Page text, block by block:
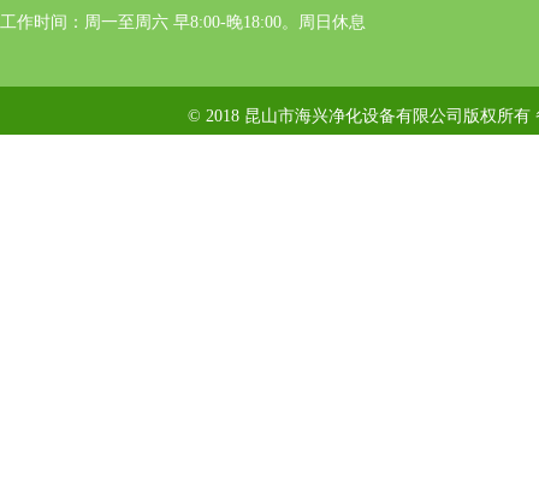
工作时间：周一至周六 早8:00-晚18:00。周日休息
© 2018 昆山市海兴净化设备有限公司版权所有